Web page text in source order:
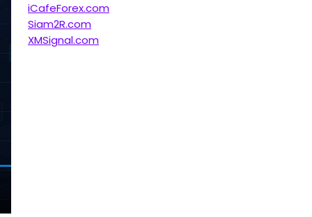
iCafeForex.com
Siam2R.com
XMSignal.com